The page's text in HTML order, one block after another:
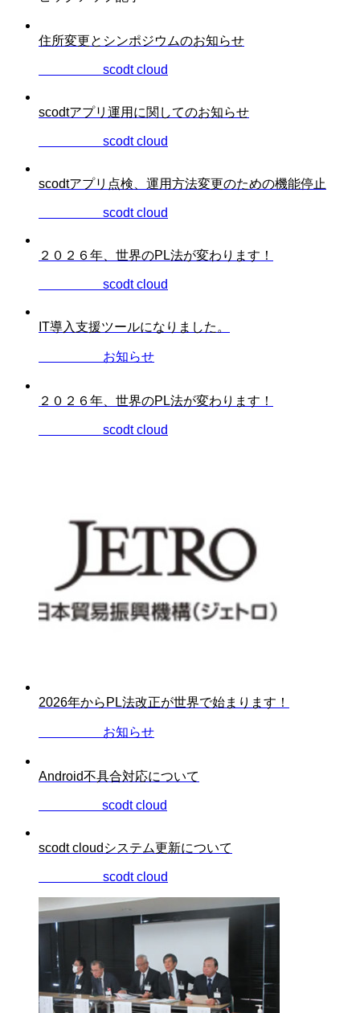
住所変更とシンポジウムのお知らせ
scodt cloud
scodtアプリ運用に関してのお知らせ
scodt cloud
scodtアプリ点検、運用方法変更のための機能停止
scodt cloud
２０２６年、世界のPL法が変わります！
scodt cloud
IT導入支援ツールになりました。
お知らせ
２０２６年、世界のPL法が変わります！
scodt cloud
2026年からPL法改正が世界で始まります！
お知らせ
Android不具合対応について
scodt cloud
scodt cloudシステム更新について
scodt cloud